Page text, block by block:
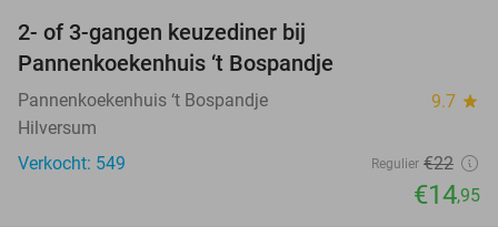
2- of 3-gangen keuzediner bij
Pannenkoekenhuis ‘t Bospandje
Pannenkoekenhuis ‘t Bospandje 9.7 star
Hilversum
Verkocht: 549
Regulier €22
€14,95